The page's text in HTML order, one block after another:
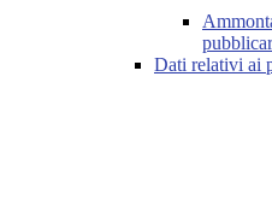
Dati relativi ai